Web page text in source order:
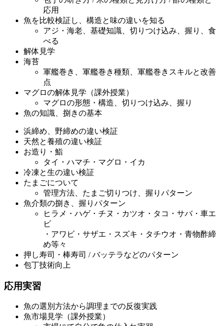
応用
魚を比較検証し、構造と味の違いを知る
アジ・海老、基礎知識、切りつけ込み、握り、食
べる
解体見学
海苔
軍艦巻き、軍艦巻き種類、軍艦巻きスキルと改善
点
マグロの解体見学（課外授業）
マグロの形態・構造、切りつけ込み、握り
魚の知識、捌きの基本
浜締め、野締めの違い検証
天然と養殖の違い検証
お造り・鮨
タイ・ハマチ・マグロ・イカ
冷凍と生の違い検証
たまごについて
管理方法、たまご切りつけ、握りパターン
魚介類の捌き、握りパターン
ヒラメ・ハゲ・チヌ・カツオ・タコ・サバ・車エ
ビ
・アワビ・サザエ・スズキ・タチウオ・青物酢締
め等々
押し寿司・棒寿司 / バッテラなどのパターン
包丁技術向上
応用実習
魚の選別方法から調理までの反復実践
魚市場見学（課外授業）